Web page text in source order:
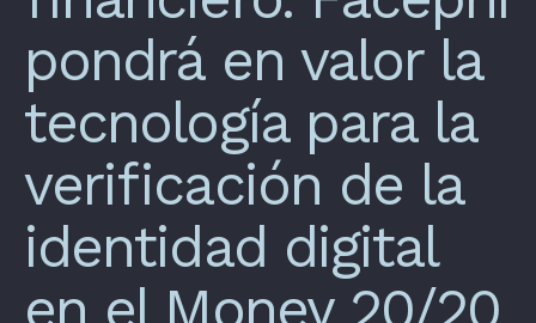
pondrá en valor la
tecnología para la
verificación de la
identidad digital
en el Money 20/20